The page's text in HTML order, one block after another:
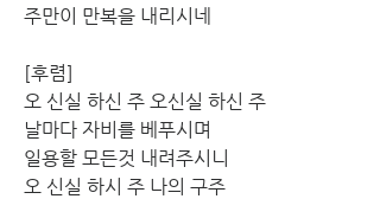
주만이 만복을 내리시네
[후렴]
오 신실 하신 주 오신실 하신 주
날마다 자비를 베푸시며
일용할 모든것 내려주시니
오 신실 하시 주 나의 구주